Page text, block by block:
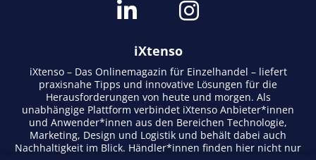
iXtenso
iXtenso – Das Onlinemagazin für Einzelhandel – liefert
praxisnahe Tipps und innovative Lösungen für die
Herausforderungen von heute und morgen. Als
unabhängige Plattform verbindet iXtenso Anbieter*innen
und Anwender*innen aus den Bereichen Technologie,
Marketing, Design und Logistik und behält dabei auch
Nachhaltigkeit im Blick. Händler*innen finden hier nicht nur